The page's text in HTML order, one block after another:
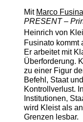
Mit Marco
PRESENT –
Heinrich von
Fusinato kommt
Er arbeitet mit
Überforderung.
zu einer Figur
Befehl, Staat
Kontrollverlust.
Institutionen,
wird Kleist als
Grenzen lesbar.